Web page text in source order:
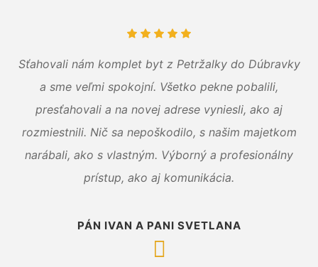
Sťahovali nám komplet byt z Petržalky do Dúbravky
a sme veľmi spokojní. Všetko pekne pobalili,
presťahovali a na novej adrese vyniesli, ako aj
rozmiestnili. Nič sa nepoškodilo, s našim majetkom
narábali, ako s vlastným. Výborný a profesionálny
prístup, ako aj komunikácia.
PÁN IVAN A PANI SVETLANA